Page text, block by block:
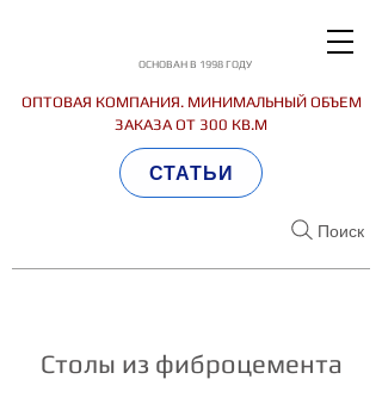
ОСНОВАН В 1998 ГОДУ
ОПТОВАЯ КОМПАНИЯ. МИНИМАЛЬНЫЙ ОБЪЕМ
ЗАКАЗА ОТ 300 КВ.М
Поиск
СТАТЬИ
Столы из фиброцемента